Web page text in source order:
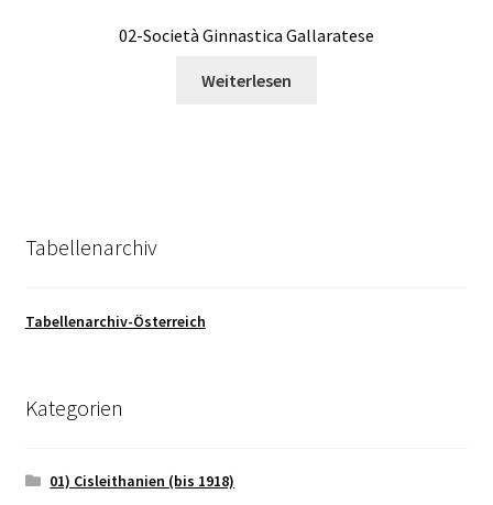
02-Società Ginnastica Gallaratese
Weiterlesen
Tabellenarchiv
Tabellenarchiv-Österreich
Kategorien
01) Cisleithanien (bis 1918)